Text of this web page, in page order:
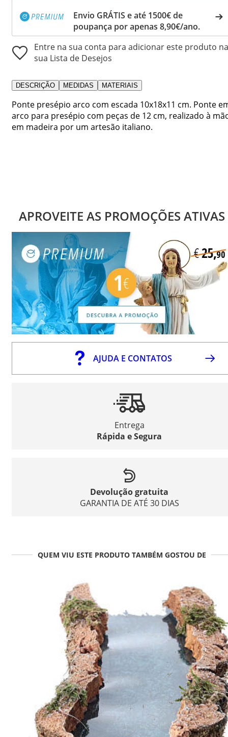
Envio GRÁTIS e até 1500€ de
poupança por apenas 8,90€/ano.
Entre na sua conta para adicionar este produto na
sua Lista de Desejos
DESCRIÇÃO MEDIDAS MATERIAIS
Ponte presépio arco com escada 10x18x11 cm. Ponte
arco para presépio com peças de 12 cm, realizado à
em madeira por um artesão italiano.
APROVEITE AS PROMOÇÕES ATIVAS
AJUDA E CONTATOS
Entrega
Rápida e Segura
Devolução gratuita
GARANTIA DE ATÉ 30 DIAS
QUEM VIU ESTE PRODUTO TAMBÉM GOSTOU DE